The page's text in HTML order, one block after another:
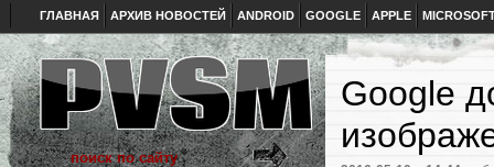
ГЛАВНАЯ АРХИВ НОВОСТЕЙ ANDROID GOOGLE APPLE
Google